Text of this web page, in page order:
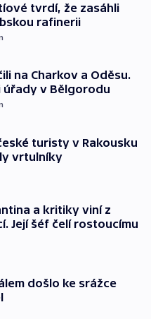
tvrdí, že zasáhli
rafinerii
na Charkov a Oděsu.
úřady v Bělgorodu
turisty v Rakousku
vrtulníky
a kritiky viní z
Její šéf čelí rostoucímu
došlo ke srážce